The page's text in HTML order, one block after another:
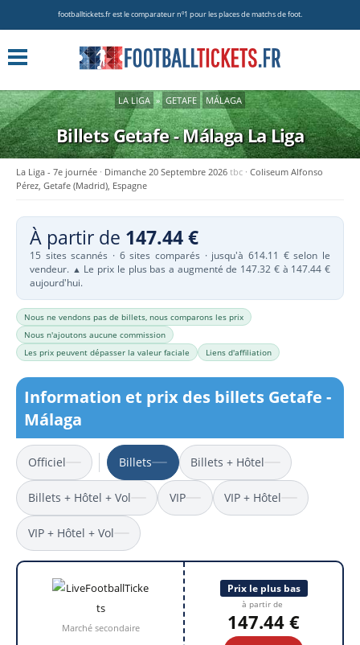
footballtickets.fr est le comparateur nº1 pour les places de matchs de foot.
LA LIGA » GETAFE MÁLAGA
Billets Getafe - MálagaLa Liga
La Liga - 7e journée Dimanche 20 Septembre 2026 tbc
Coliseum Alfonso
Pérez, Getafe (Madrid), Espagne
À partir de 147.44 €
15 sites scannés · 6 sites comparés · jusqu'à 614.11 € selon le
vendeur. ▲ Le prix le plus bas a augmenté de 147.32 € à 147.44 €
aujourd'hui.
Nous ne vendons pas de billets, nous comparons les prix
Nous n'ajoutons aucune commission
Les prix peuvent dépasser la valeur faciale
Liens d'affiliation
Information et prix des billets Getafe -
Málaga
Officiel Billets Billets + Hôtel
Billets + Hôtel + Vol VIP VIP + Hôtel
VIP + Hôtel + Vol
Marché secondaire
Prix le plus bas
à partir de
147.44 €